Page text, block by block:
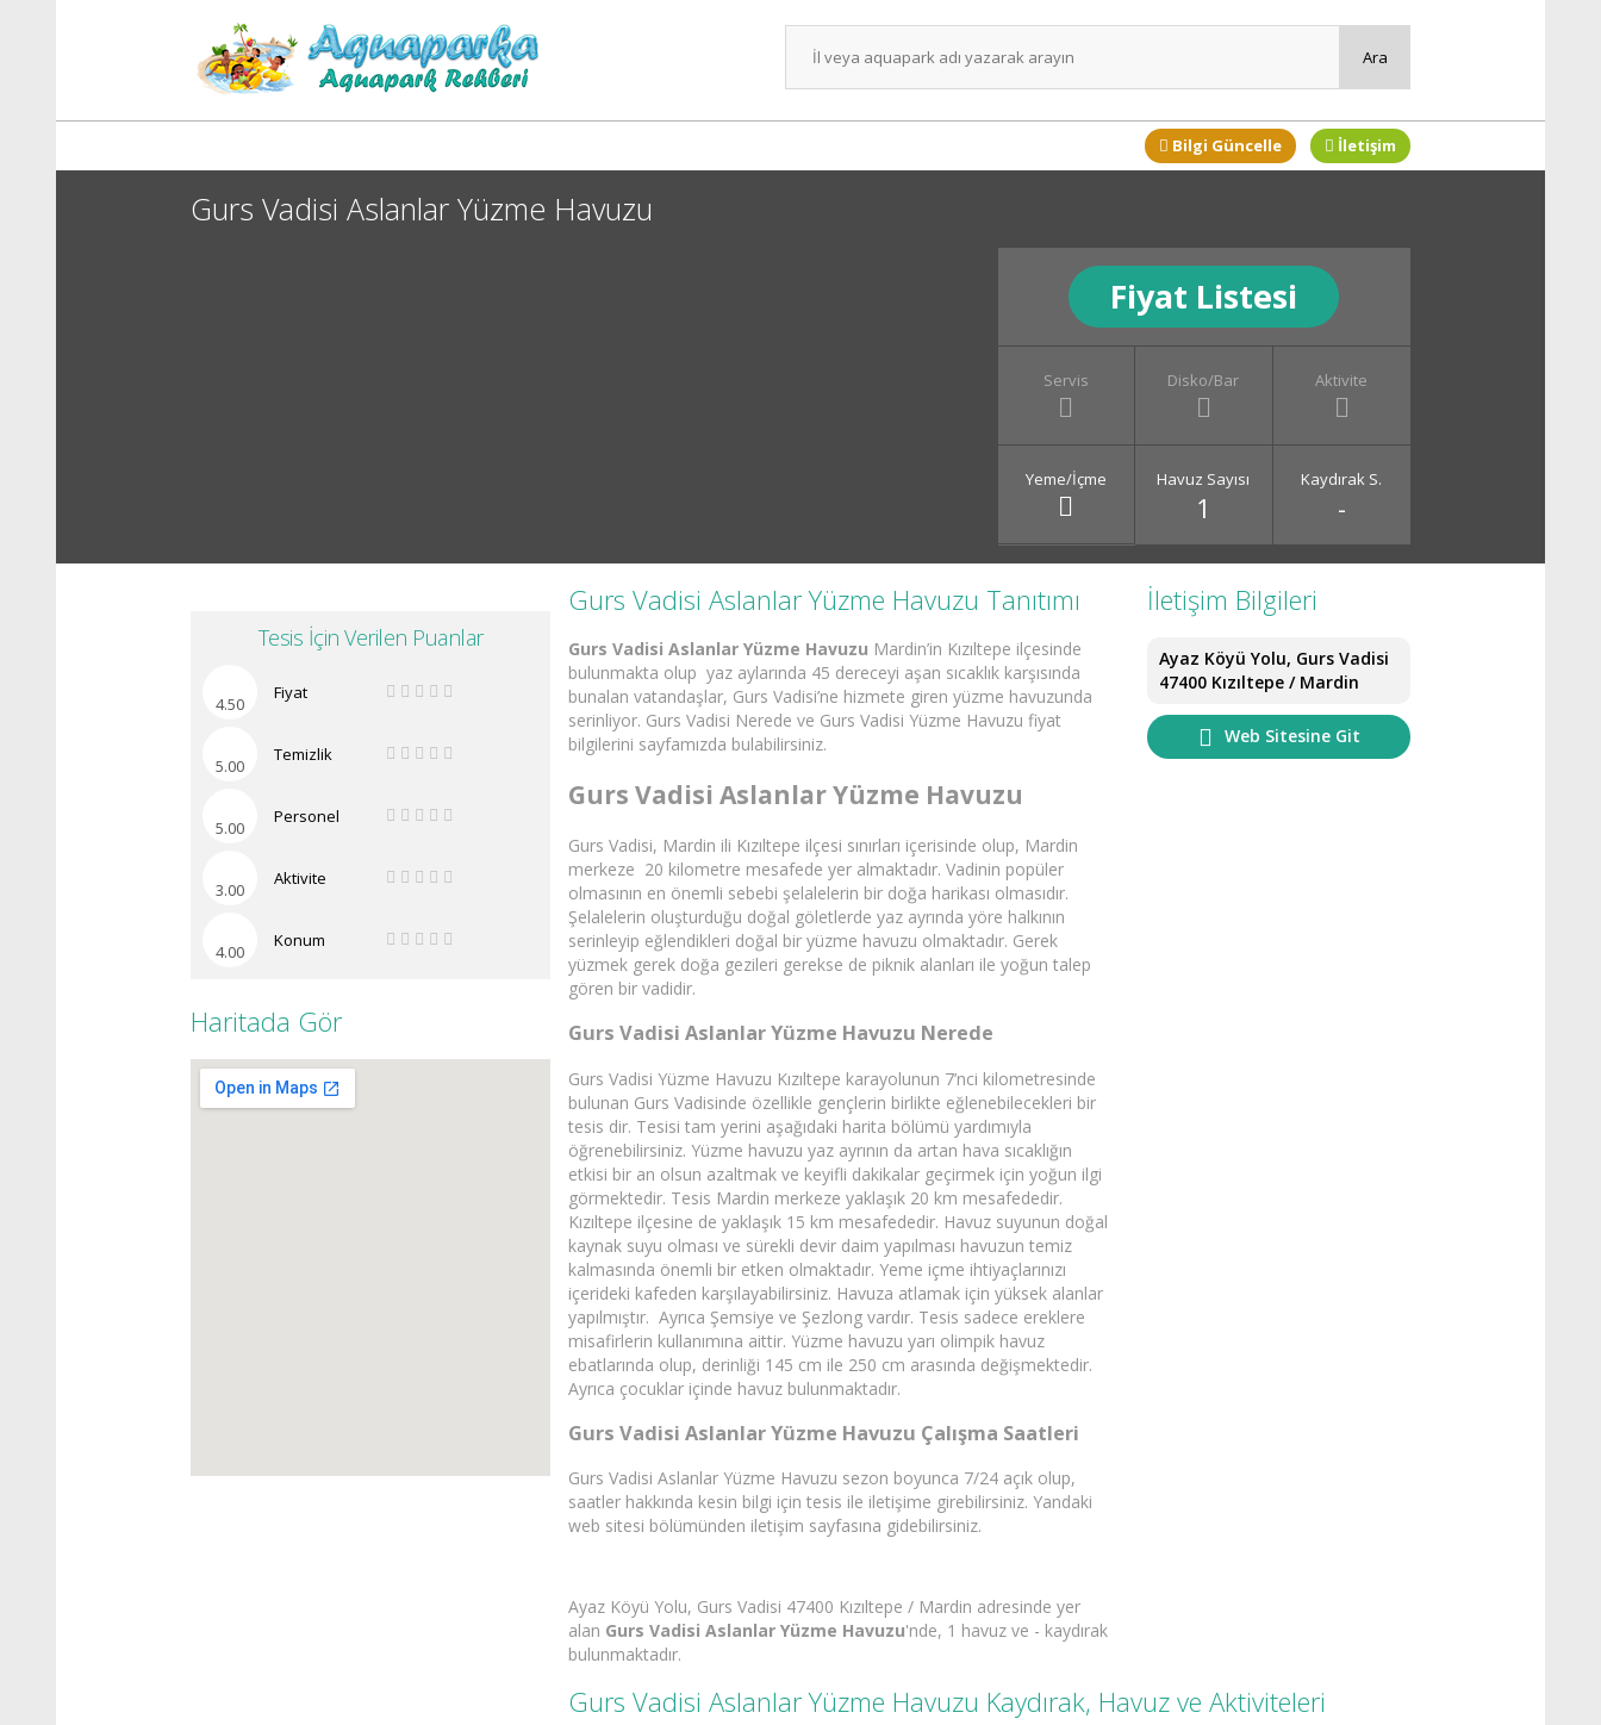
Bilgi Güncelle İletişim
Gurs Vadisi Aslanlar Yüzme Havuzu
Fiyat Listesi
Servis Disko/Bar Aktivite
Yeme/İçme Havuz Sayısı
1
Kaydırak S.
-
Tesis İçin Verilen Puanlar
4.50
Fiyat
5.00
Temizlik
5.00
Personel
3.00
Aktivite
4.00
Konum
Haritada Gör
Gurs Vadisi Aslanlar Yüzme Havuzu Tanıtımı
Gurs Vadisi Aslanlar Yüzme Havuzu Mardin’in Kızıltepe ilçesinde
bulunmakta olup yaz aylarında 45 dereceyi aşan sıcaklık karşısında
bunalan vatandaşlar, Gurs Vadisi’ne hizmete giren yüzme havuzunda
serinliyor. Gurs Vadisi Nerede ve Gurs Vadisi Yüzme Havuzu fiyat
bilgilerini sayfamızda bulabilirsiniz.
Gurs Vadisi Aslanlar Yüzme Havuzu
Gurs Vadisi, Mardin ili Kızıltepe ilçesi sınırları içerisinde olup, Mardin
merkeze 20 kilometre mesafede yer almaktadır. Vadinin popüler
olmasının en önemli sebebi şelalelerin bir doğa harikası olmasıdır.
Şelalelerin oluşturduğu doğal göletlerde yaz ayrında yöre halkının
serinleyip eğlendikleri doğal bir yüzme havuzu olmaktadır. Gerek
yüzmek gerek doğa gezileri gerekse de piknik alanları ile yoğun talep
gören bir vadidir.
Gurs Vadisi Aslanlar Yüzme Havuzu Nerede
Gurs Vadisi Yüzme Havuzu Kızıltepe karayolunun 7’nci kilometresinde
bulunan Gurs Vadisinde özellikle gençlerin birlikte eğlenebilecekleri bir
tesis dir. Tesisi tam yerini aşağıdaki harita bölümü yardımıyla
öğrenebilirsiniz. Yüzme havuzu yaz ayrının da artan hava sıcaklığın
etkisi bir an olsun azaltmak ve keyifli dakikalar geçirmek için yoğun ilgi
görmektedir. Tesis Mardin merkeze yaklaşık 20 km mesafededir.
Kızıltepe ilçesine de yaklaşık 15 km mesafededir. Havuz suyunun doğal
kaynak suyu olması ve sürekli devir daim yapılması havuzun temiz
kalmasında önemli bir etken olmaktadır. Yeme içme ihtiyaçlarınızı
içerideki kafeden karşılayabilirsiniz. Havuza atlamak için yüksek alanlar
yapılmıştır. Ayrıca Şemsiye ve Şezlong vardır. Tesis sadece ereklere
misafirlerin kullanımına aittir. Yüzme havuzu yarı olimpik havuz
ebatlarında olup, derinliği 145 cm ile 250 cm arasında değişmektedir.
Ayrıca çocuklar içinde havuz bulunmaktadır.
Gurs Vadisi Aslanlar Yüzme Havuzu Çalışma Saatleri
Gurs Vadisi Aslanlar Yüzme Havuzu sezon boyunca 7/24 açık olup,
saatler hakkında kesin bilgi için tesis ile iletişime girebilirsiniz. Yandaki
web sitesi bölümünden iletişim sayfasına gidebilirsiniz.
Ayaz Köyü Yolu, Gurs Vadisi 47400 Kızıltepe / Mardin adresinde yer
alan Gurs Vadisi Aslanlar Yüzme Havuzu'nde, 1 havuz ve - kaydırak
bulunmaktadır.
İletişim Bilgileri
Ayaz Köyü Yolu, Gurs Vadisi
47400 Kızıltepe / Mardin
Web Sitesine Git
Gurs Vadisi Aslanlar Yüzme Havuzu Kaydırak, Havuz ve Aktiviteleri